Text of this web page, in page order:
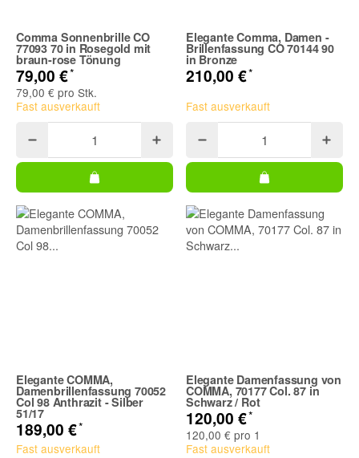
Comma Sonnenbrille CO
77093 70 in Rosegold mit
braun-rose Tönung
79,00 €*
79,00 € pro Stk.
Fast ausverkauft
Elegante Comma, Damen -
Brillenfassung CO 70144 90
in Bronze
210,00 €*
Fast ausverkauft
Elegante COMMA,
Damenbrillenfassung 70052
Col 98 Anthrazit - Silber
51/17
189,00 €*
Fast ausverkauft
Elegante Damenfassung von
COMMA, 70177 Col. 87 in
Schwarz / Rot
120,00 €*
120,00 € pro 1
Fast ausverkauft